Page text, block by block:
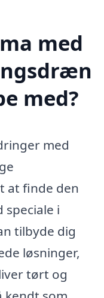
med
med?
med
at finde den
speciale i
tilbyde dig
løsninger,
tørt og